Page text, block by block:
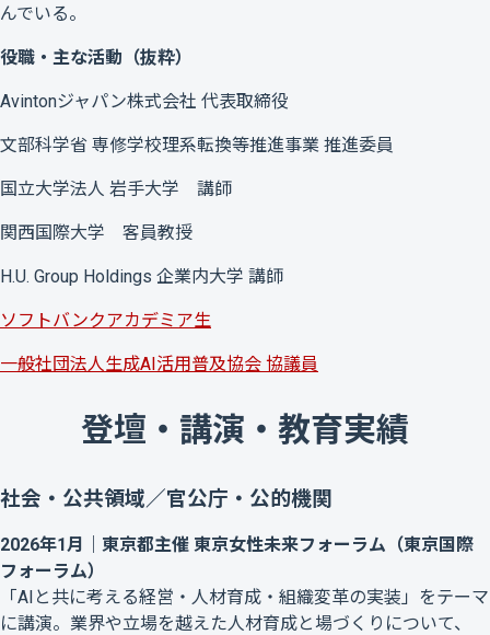
んでいる。
役職・主な活動（抜粋）
Avintonジャパン株式会社 代表取締役
文部科学省 専修学校理系転換等推進事業 推進委員
国立大学法人 岩手大学 講師
関西国際大学 客員教授
H.U. Group Holdings 企業内大学 講師
ソフトバンクアカデミア生
一般社団法人生成AI活用普及協会 協議員
登壇・講演・教育実績
社会・公共領域／官公庁・公的機関
2026年1月｜東京都主催 東京女性未来フォーラム（東京国際
フォーラム）
「AIと共に考える経営・人材育成・組織変革の実装」をテーマ
に講演。業界や立場を越えた人材育成と場づくりについて、